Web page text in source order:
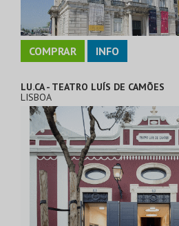
COMPRAR INFO
LU.CA - TEATRO LUÍS DE CAMÕES
LISBOA